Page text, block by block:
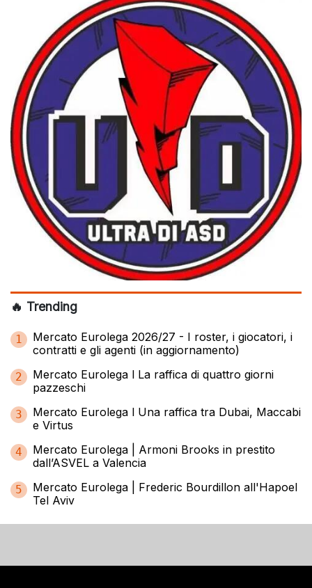
🔥 Trending
1
Mercato Eurolega 2026/27 - I roster, i giocatori, i
contratti e gli agenti (in aggiornamento)
2
Mercato Eurolega l La raffica di quattro giorni
pazzeschi
3
Mercato Eurolega l Una raffica tra Dubai, Maccabi
e Virtus
4
Mercato Eurolega | Armoni Brooks in prestito
dall’ASVEL a Valencia
5
Mercato Eurolega | Frederic Bourdillon all'Hapoel
Tel Aviv